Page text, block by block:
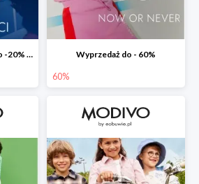
Back to School w Modivo -20% na nowości w aplikacji Wyprzedaż do - 60%
60%